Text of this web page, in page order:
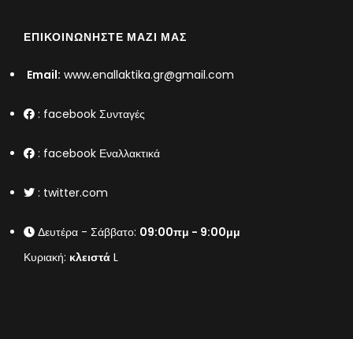
ΕΠΙΚΟΙΝΩΝΉΣΤΕ ΜΑΖΊ ΜΑΣ
Email: www.enallaktika.gr@gmail.com
: facebook Συνταγές
: facebook Εναλλακτικά
: twitter.com
Δευτέρα - Σάββατο: 09:00πμ - 9:00μμ
Κυριακή: κλειστά L